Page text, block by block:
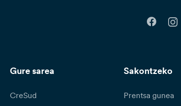
Gure sarea
CreSud
Sakontzeko
Prentsa gunea